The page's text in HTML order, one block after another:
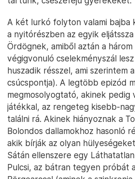
A két lurkó folyton valami bajba
a nyitórészben az egyik
Ördögnek, amiből aztán a
végigvonuló cselekményszál
huszadik résszel, ami szerintem
csúcspontja). A legtöbb epizód
megmosolyogtató, akinek pedig
játékkal, az rengeteg kisebb-
találni rá. Akinek hiányoznak a
Bolondos dallamokhoz hasonló
akik bírják az olyan
Sátán ellenszere egy
Pulcsi, az bátran tegyen próbát